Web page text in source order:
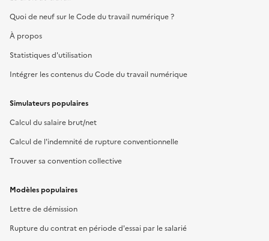
Quoi de neuf sur le Code du travail numérique ?
À propos
Statistiques d'utilisation
Intégrer les contenus du Code du travail numérique
Simulateurs populaires
Calcul du salaire brut/net
Calcul de l'indemnité de rupture conventionnelle
Trouver sa convention collective
Modèles populaires
Lettre de démission
Rupture du contrat en période d'essai par le salarié